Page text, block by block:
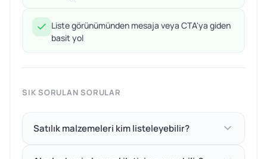
Liste görünümünden mesaja veya CTA'ya giden
basit yol
SIK SORULAN SORULAR
Satılık malzemeleri kim listeleyebilir?